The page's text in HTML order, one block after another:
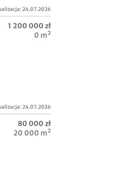
24.07.2026
1 200 000 zł
0 m²
24.07.2026
80 000 zł
20 000 m²